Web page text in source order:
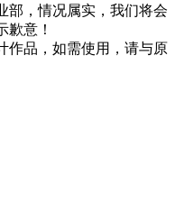
部，情况属实，我们将会
歉意！
作品，如需使用，请与原